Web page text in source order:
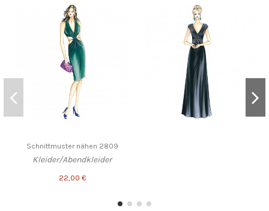
Schnittmuster nähen 2809
Kleider/Abendkleider
22,00 €